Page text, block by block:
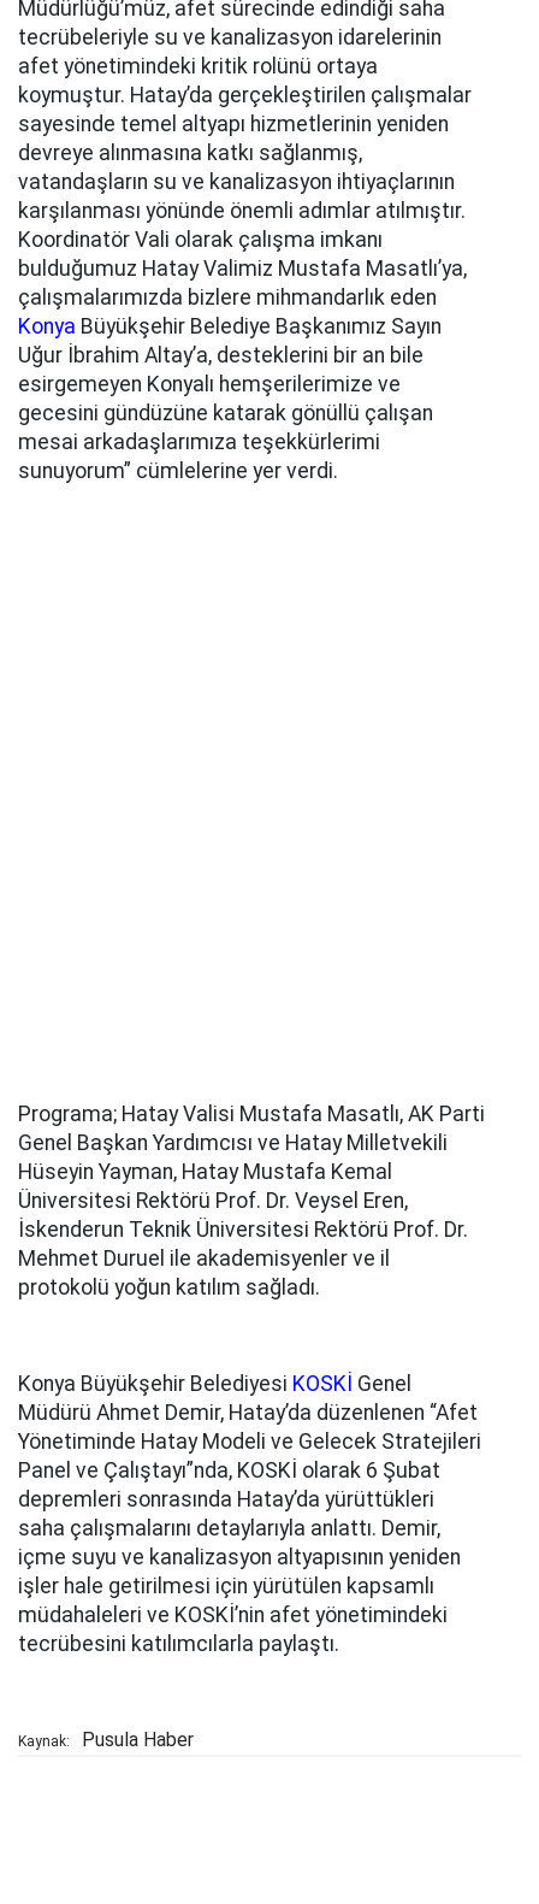
Konya Büyükşehir Belediyesi KOSKİ Genel
Müdürü Ahmet Demir, Hatay’da düzenlenen “Afet
Yönetiminde Hatay Modeli ve Gelecek Stratejileri
Panel ve Çalıştayı”nda, KOSKİ olarak 6 Şubat
depremleri sonrasında Hatay’da yürüttükleri
saha çalışmalarını detaylarıyla anlattı. Demir,
içme suyu ve kanalizasyon altyapısının yeniden
işler hale getirilmesi için yürütülen kapsamlı
müdahaleleri ve KOSKİ’nin afet yönetimindeki
tecrübesini katılımcılarla paylaştı.
Müdürlüğü’müz, afet sürecinde edindiği saha
tecrübeleriyle su ve kanalizasyon idarelerinin
afet yönetimindeki kritik rolünü ortaya
koymuştur. Hatay’da gerçekleştirilen çalışmalar
sayesinde temel altyapı hizmetlerinin yeniden
devreye alınmasına katkı sağlanmış,
vatandaşların su ve kanalizasyon ihtiyaçlarının
karşılanması yönünde önemli adımlar atılmıştır.
Koordinatör Vali olarak çalışma imkanı
bulduğumuz Hatay Valimiz Mustafa Masatlı’ya,
çalışmalarımızda bizlere mihmandarlık eden
Konya Büyükşehir Belediye Başkanımız Sayın
Uğur İbrahim Altay’a, desteklerini bir an bile
esirgemeyen Konyalı hemşerilerimize ve
gecesini gündüzüne katarak gönüllü çalışan
mesai arkadaşlarımıza teşekkürlerimi
sunuyorum” cümlelerine yer verdi.
Programa; Hatay Valisi Mustafa Masatlı, AK Parti
Genel Başkan Yardımcısı ve Hatay Milletvekili
Hüseyin Yayman, Hatay Mustafa Kemal
Üniversitesi Rektörü Prof. Dr. Veysel Eren,
İskenderun Teknik Üniversitesi Rektörü Prof. Dr.
Mehmet Duruel ile akademisyenler ve il
protokolü yoğun katılım sağladı.
Kaynak: Pusula Haber